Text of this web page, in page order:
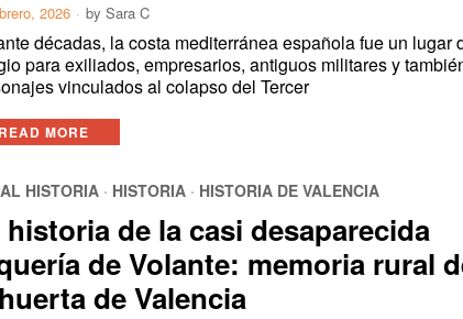
2026 bySara C
décadas, la costa mediterránea española fue un lugar
para exiliados, empresarios, antiguos militares y
vinculados al colapso del Tercer
READ MORE
HISTORIA · HISTORIA · HISTORIA DE VALENCIA
historia de la casi desaparecida
de Volante: memoria rural
de Valencia